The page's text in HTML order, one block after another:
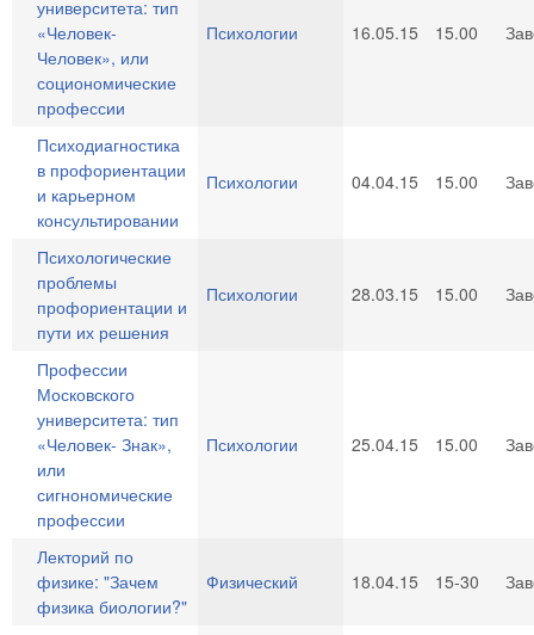
университета: тип
«Человек-
Человек», или
социономические
профессии
Психологии 16.05.15 15.00
Психодиагностика
в профориентации
и карьерном
консультировании
Психологии 04.04.15 15.00
Психологические
проблемы
профориентации и
пути их решения
Психологии 28.03.15 15.00
Профессии
Московского
университета: тип
«Человек- Знак»,
или
сигнономические
профессии
Психологии 25.04.15 15.00
Лекторий по
физике: "Зачем
физика биологии?"
Физический 18.04.15 15-30